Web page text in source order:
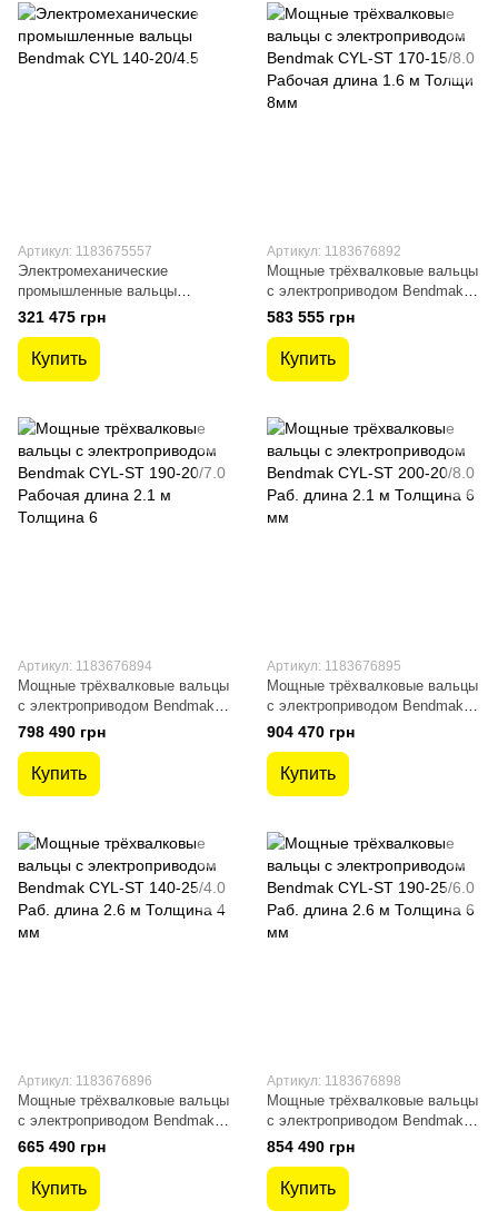
Артикул: 1183675557
Электромеханические
промышленные вальцы
Bendmak CYL 140-20/4.5
321 475 грн
Купить
Артикул: 1183676892
Мощные трёхвалковые вальцы
с электроприводом Bendmak
CYL-ST 170-15/8.0 Рабочая
длина 1.6 м Толщи 8мм
583 555 грн
Купить
Артикул: 1183676894
Мощные трёхвалковые вальцы
с электроприводом Bendmak
CYL-ST 190-20/7.0 Рабочая
длина 2.1 м Толщина 6
798 490 грн
Купить
Артикул: 1183676895
Мощные трёхвалковые вальцы
с электроприводом Bendmak
CYL-ST 200-20/8.0 Раб. длина
2.1 м Толщина 6 мм
904 470 грн
Купить
Артикул: 1183676896
Мощные трёхвалковые вальцы
с электроприводом Bendmak
CYL-ST 140-25/4.0 Раб. длина
2.6 м Толщина 4 мм
665 490 грн
Купить
Артикул: 1183676898
Мощные трёхвалковые вальцы
с электроприводом Bendmak
CYL-ST 190-25/6.0 Раб. длина
2.6 м Толщина 6 мм
854 490 грн
Купить